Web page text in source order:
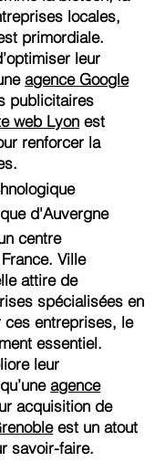
locales,
primordiale.
leur
agence Google
publicitaires
web Lyon est
renforcer la
centre
Ville
attire de
spécialisées en
ces entreprises, le
essentiel.
leur
agence
acquisition de
est un atout
savoir-faire.
d'Auvergne